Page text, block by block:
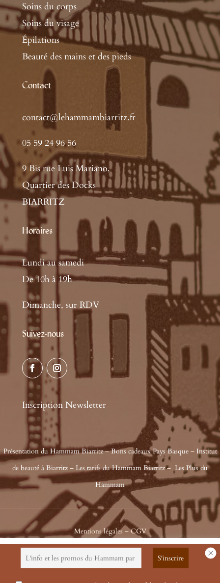
Soins du corps
Soins du visage
Épilations
Beauté des mains et des pieds
Contact
contact@lehammambiarritz.fr
05 59 24 96 56
9 Bis rue Luis Mariano,
Quartier des Docks
BIARRITZ
Horaires
Lundi au samedi
De 10h à 19h
Dimanche, sur RDV
Suivez-nous
Inscription Newsletter
Présentation du Hammam Biarritz–Bons cadeaux Pays Basque– Institut
de beauté à Biarritz – Les tarifs du Hammam Biarritz– Les Plus du
Hammam
Mentions légales –CGV
Copyright Le Hammam Biarritz © 2026 - Réalisation et maintenance
Ce site utilise des cookies à des fins statistiques. Nous présumons
que vous êtes d'accord, mais vous pouvez les rejeter si vous le